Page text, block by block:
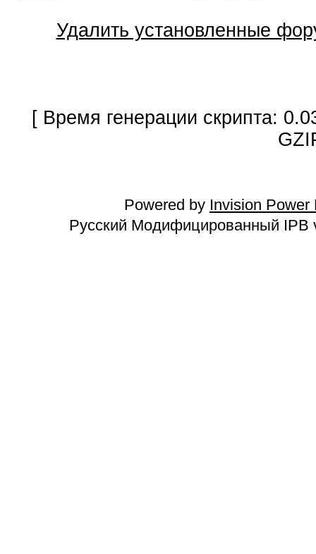
Удалить установленные
[ Время генерации скрипта:
Powered by Invision Power
Русский Модифицированный IPB